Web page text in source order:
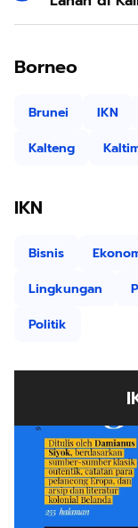
Borneo
Brunei IKN
Kalteng
IKN
Bisnis
Lingkungan
Politik